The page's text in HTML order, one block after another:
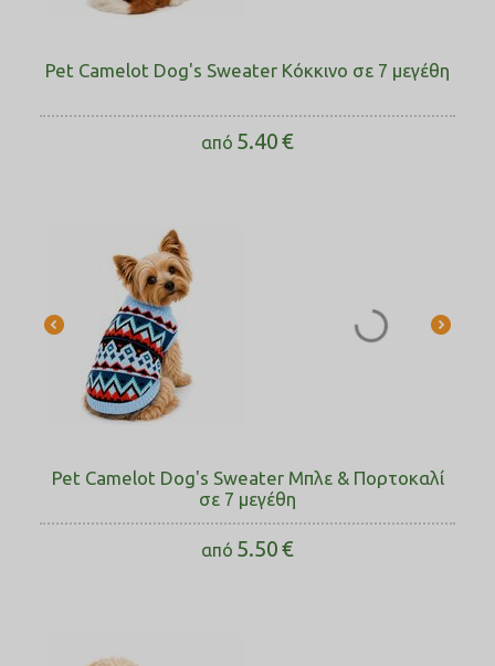
Pet Camelot Dog's Sweater Κόκκινο σε 7 μεγέθη
από 5.40€
Pet Camelot Dog's Sweater Μπλε & Πορτοκαλί
σε 7 μεγέθη
από 5.50€